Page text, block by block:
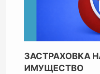
ЗАСТРАХОВКА
ИМУЩЕСТВО